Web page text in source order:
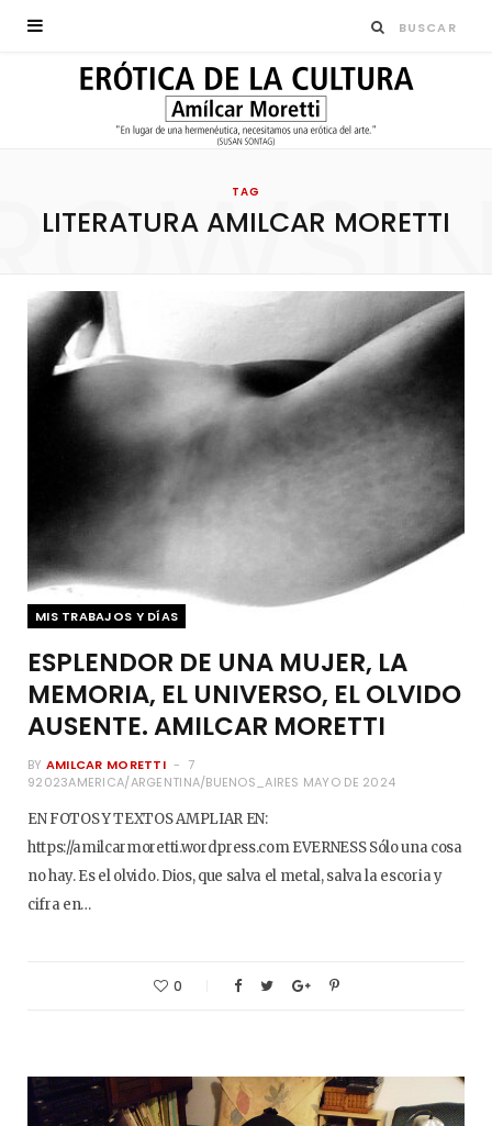
TAG
LITERATURA AMILCAR MORETTI
MIS TRABAJOS Y DÍAS
ESPLENDOR DE UNA MUJER, LA
MEMORIA, EL UNIVERSO, EL OLVIDO
AUSENTE. AMILCAR MORETTI
BY AMILCAR MORETTI
7
92023AMERICA/ARGENTINA/BUENOS_AIRES MAYO DE 2024
EN FOTOS Y TEXTOS AMPLIAR EN:
https://amilcarmoretti.wordpress.com EVERNESS Sólo una cosa
no hay. Es el olvido. Dios, que salva el metal, salva la escoria y
cifra en…
0